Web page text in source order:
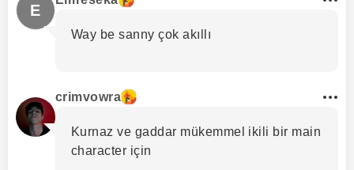
E
Way be sanny çok akıllı
crimvowra
Kurnaz ve gaddar mükemmel ikili bir main
character için